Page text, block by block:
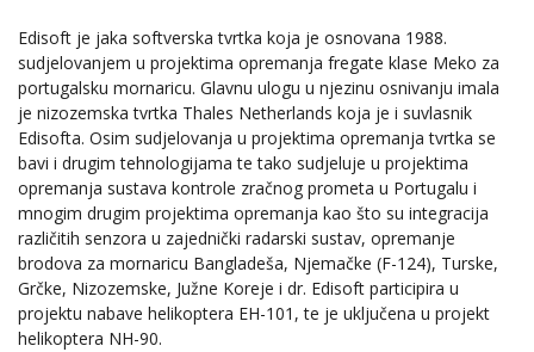
Edisoft je jaka softverska tvrtka koja je osnovana 1988.
sudjelovanjem u projektima opremanja fregate klase Meko za
portugalsku mornaricu. Glavnu ulogu u njezinu osnivanju imala
je nizozemska tvrtka Thales Netherlands koja je i suvlasnik
Edisofta. Osim sudjelovanja u projektima opremanja tvrtka se
bavi i drugim tehnologijama te tako sudjeluje u projektima
opremanja sustava kontrole zračnog prometa u Portugalu i
mnogim drugim projektima opremanja kao što su integracija
različitih senzora u zajednički radarski sustav, opremanje
brodova za mornaricu Bangladeša, Njemačke (F-124), Turske,
Grčke, Nizozemske, Južne Koreje i dr. Edisoft participira u
projektu nabave helikoptera EH-101, te je uključena u projekt
helikoptera NH-90.